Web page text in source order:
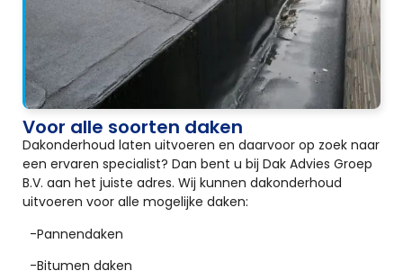
Voor alle soorten daken
Dakonderhoud laten uitvoeren en daarvoor op zoek naar
een ervaren specialist? Dan bent u bij Dak Advies Groep
B.V. aan het juiste adres. Wij kunnen dakonderhoud
uitvoeren voor alle mogelijke daken:
-Pannendaken
-Bitumen daken